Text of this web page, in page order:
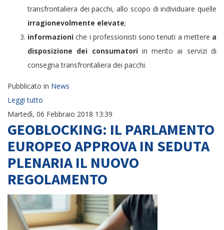
transfrontaliera dei pacchi, allo scopo di individuare quelle
irragionevolmente elevate;
informazioniche i professionisti sono tenuti a mettere a
disposizione dei consumatoriin merito ai servizi di
consegna transfrontaliera dei pacchi.
Pubblicato in News
Leggi tutto
Martedì, 06 Febbraio 2018 13:39
GEOBLOCKING: IL PARLAMENTO
EUROPEO APPROVA IN SEDUTA
PLENARIA IL NUOVO
REGOLAMENTO